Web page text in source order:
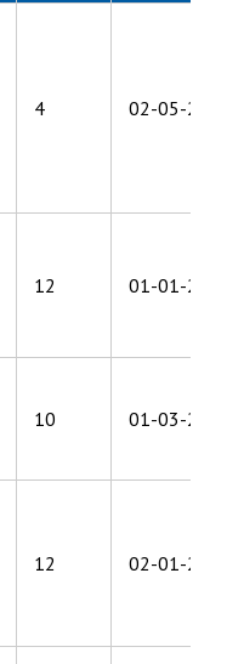
4 02-05-
12 01-01-
10 01-03-
12 02-01-